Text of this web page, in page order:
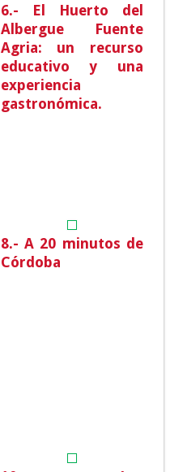
6.- El Huerto del
Albergue Fuente
Agria: un recurso
educativo y una
experiencia
gastronómica.
8.- A 20 minutos de
Córdoba